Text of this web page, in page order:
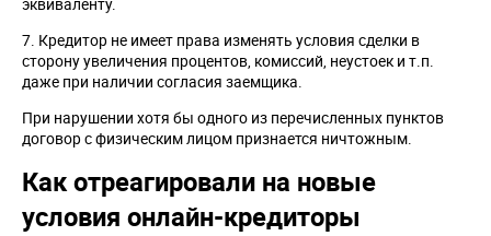
7. Кредитор не имеет права изменять условия сделки в
сторону увеличения процентов, комиссий, неустоек и т.п.
даже при наличии согласия заемщика.
При нарушении хотя бы одного из перечисленных пунктов
договор с физическим лицом признается ничтожным.
Как отреагировали на новые
условия онлайн-кредиторы